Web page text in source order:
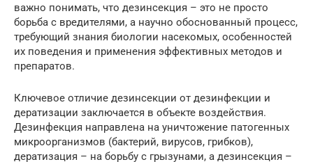
важно понимать, что дезинсекция – это не просто
борьба с вредителями, а научно обоснованный процесс,
требующий знания биологии насекомых, особенностей
их поведения и применения эффективных методов и
препаратов.
Ключевое отличие дезинсекции от дезинфекции и
дератизации заключается в объекте воздействия.
Дезинфекция направлена на уничтожение патогенных
микроорганизмов (бактерий, вирусов, грибков),
дератизация – на борьбу с грызунами, а дезинсекция –